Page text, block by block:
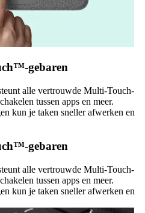
gebaren
alle vertrouwde Multi-Touch-
tussen apps en meer.
kun je taken sneller afwerken en
gebaren
alle vertrouwde Multi-Touch-
tussen apps en meer.
kun je taken sneller afwerken en